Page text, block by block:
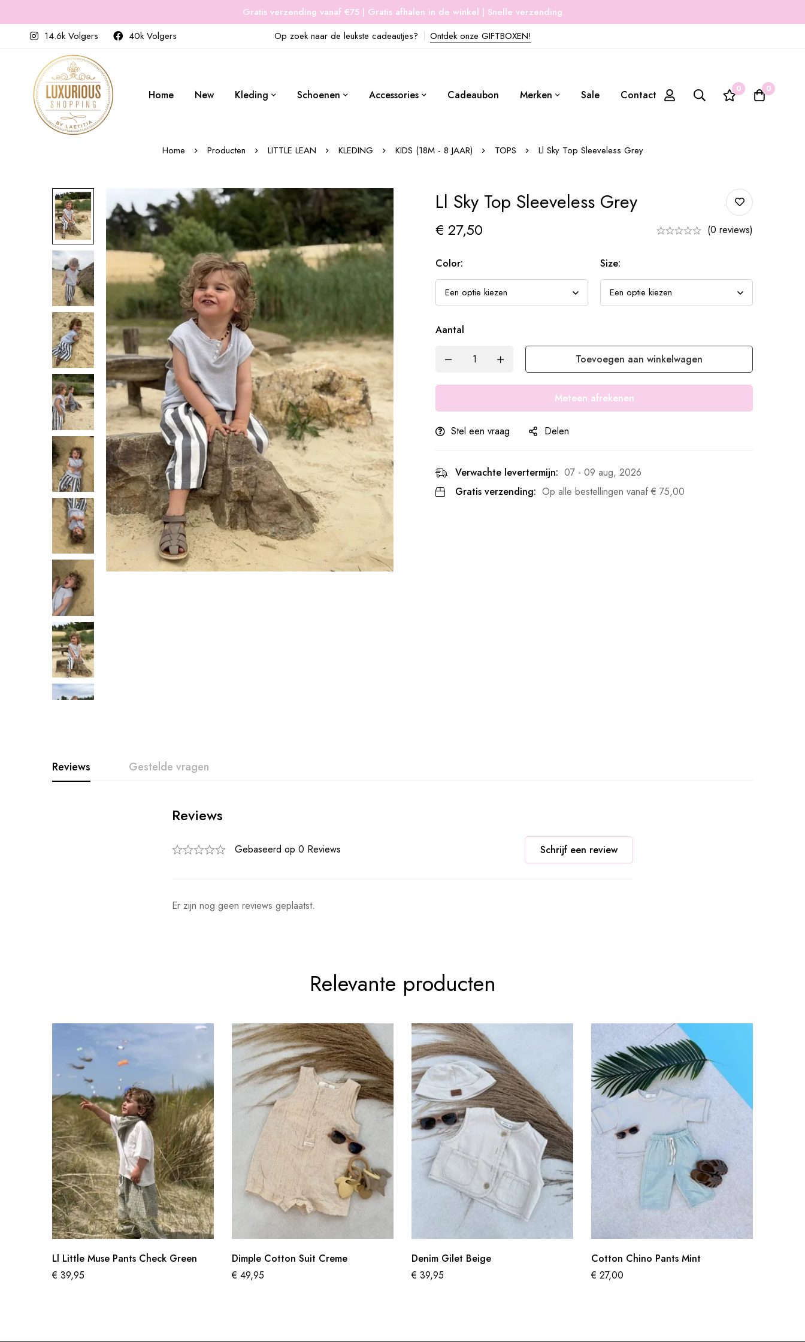
Gratis verzending vanaf €75 | Gratis afhalen in de winkel | Snelle verzending
14.6k Volgers
40k Volgers Op zoek naar de leukste cadeautjes? Ontdek onze GIFTBOXEN!
Home New Kleding Schoenen Accessories Cadeaubon Merken Sale Contact 0 0
Home Producten LITTLE LEAN KLEDING KIDS (18M - 8 JAAR) TOPS Ll Sky Top Sleeveless Grey
Ll Sky Top Sleeveless Grey
€ 27,50 (0 reviews)
Color: Size:
Aantal
Toevoegen aan winkelwagen
Meteen afrekenen
Stel een vraag Delen
Verwachte levertermijn: 07 - 09 aug, 2026
Gratis verzending: Op alle bestellingen vanaf € 75,00
Reviews Gestelde vragen
Reviews
Gebaseerd op 0 Reviews Schrijf een review
Er zijn nog geen reviews geplaatst.
Relevante producten
Ll Little Muse Pants Check Green
€ 39,95
Dimple Cotton Suit Creme
€ 49,95
Denim Gilet Beige
€ 39,95
Cotton Chino Pants Mint
€ 27,00